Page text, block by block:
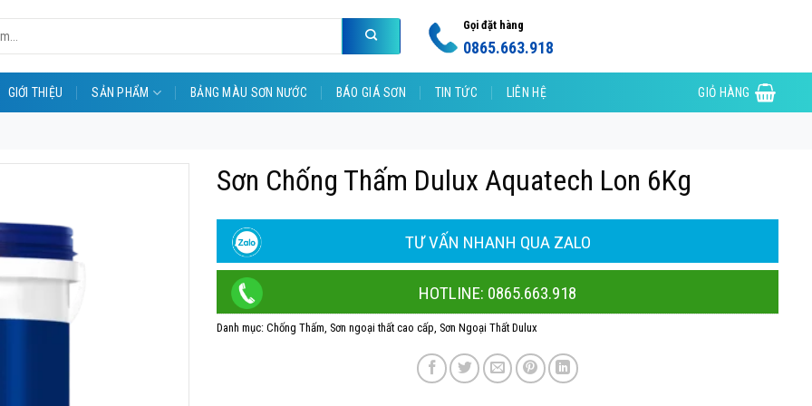
Gọi đặt hàng
0865.663.918
GIỚI THIỆU SẢN PHẨM BẢNG MÀU SƠN NƯỚC BÁO GIÁ SƠN TIN TỨC LIÊN HỆ GIỎ HÀNG
Sơn Chống Thấm Dulux Aquatech Lon 6Kg
TƯ VẤN NHANH QUA ZALO
HOTLINE: 0865.663.918
Danh mục: Chống Thấm, Sơn ngoại thất cao cấp, Sơn Ngoại Thất Dulux